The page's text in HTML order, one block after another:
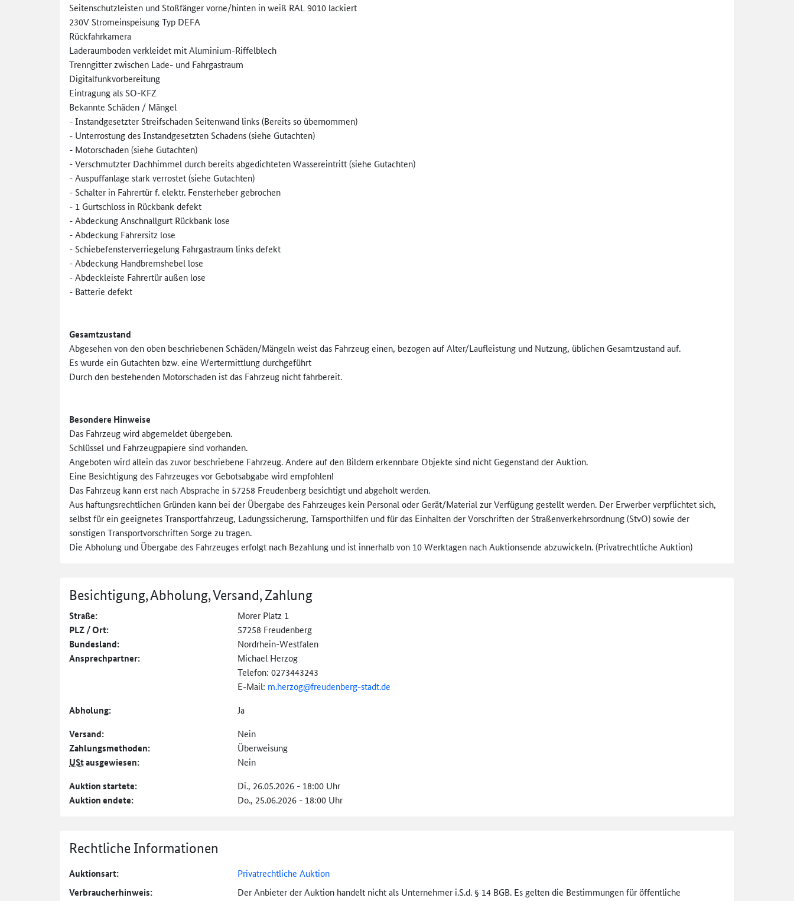
Seitenschutzleisten und Stoßfänger vorne/hinten in weiß RAL 9010 lackiert
230V Stromeinspeisung Typ DEFA
Rückfahrkamera
Laderaumboden verkleidet mit Aluminium-Riffelblech
Trenngitter zwischen Lade- und Fahrgastraum
Digitalfunkvorbereitung
Eintragung als SO-KFZ
Bekannte Schäden / Mängel
- Instandgesetzter Streifschaden Seitenwand links (Bereits so übernommen)
- Unterrostung des Instandgesetzten Schadens (siehe Gutachten)
- Motorschaden (siehe Gutachten)
- Verschmutzter Dachhimmel durch bereits abgedichteten Wassereintritt (siehe Gutachten)
- Auspuffanlage stark verrostet (siehe Gutachten)
- Schalter in Fahrertür f. elektr. Fensterheber gebrochen
- 1 Gurtschloss in Rückbank defekt
- Abdeckung Anschnallgurt Rückbank lose
- Abdeckung Fahrersitz lose
- Schiebefensterverriegelung Fahrgastraum links defekt
- Abdeckung Handbremshebel lose
- Abdeckleiste Fahrertür außen lose
- Batterie defekt
Gesamtzustand
Abgesehen von den oben beschriebenen Schäden/Mängeln weist das Fahrzeug einen, bezogen auf Alter/Laufleistung und Nutzung, üblichen Gesamtzustand auf.
Es wurde ein Gutachten bzw. eine Wertermittlung durchgeführt
Durch den bestehenden Motorschaden ist das Fahrzeug nicht fahrbereit.
Besondere Hinweise
Das Fahrzeug wird abgemeldet übergeben.
Schlüssel und Fahrzeugpapiere sind vorhanden.
Angeboten wird allein das zuvor beschriebene Fahrzeug. Andere auf den Bildern erkennbare Objekte sind nicht Gegenstand der Auktion.
Eine Besichtigung des Fahrzeuges vor Gebotsabgabe wird empfohlen!
Das Fahrzeug kann erst nach Absprache in 57258 Freudenberg besichtigt und abgeholt werden.
Aus haftungsrechtlichen Gründen kann bei der Übergabe des Fahrzeuges kein Personal oder Gerät/Material zur Verfügung gestellt werden. Der Erwerber verpflichtet sich,
selbst für ein geeignetes Transportfahrzeug, Ladungssicherung, Tarnsporthilfen und für das Einhalten der Vorschriften der Straßenverkehrsordnung (StvO) sowie der
sonstigen Transportvorschriften Sorge zu tragen.
Die Abholung und Übergabe des Fahrzeuges erfolgt nach Bezahlung und ist innerhalb von 10 Werktagen nach Auktionsende abzuwickeln. (Privatrechtliche Auktion)
Besichtigung, Abholung, Versand, Zahlung
Straße: Morer Platz 1
PLZ / Ort: 57258 Freudenberg
Bundesland: Nordrhein-Westfalen
Ansprechpartner:
Michael Herzog
Telefon: 0273443243
E-Mail: m.herzog@freudenberg-stadt.de
Abholung: Ja
Versand: Nein
Zahlungs­methoden: Überweisung
UStausgewiesen: Nein
Auktion startete: Di., 26.05.2026 - 18:00 Uhr
Auktion endete: Do., 25.06.2026 - 18:00 Uhr
Rechtliche Informationen
Auktionsart: Privatrechtliche Auktion
Verbraucher­hinweis:
Der Anbieter der Auktion handelt nicht als Unternehmer i.S.d. § 14 BGB. Es gelten die Bestimmungen für öffentliche